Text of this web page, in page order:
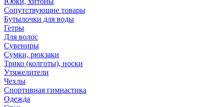
Сопутствующие товары
Бутылочки для воды
Гетры
Для волос
Сувениры
Сумки, рюкзаки
Трико (колготы), носки
Утяжелители
Чехлы
Спортивная гимнастика
Одежда